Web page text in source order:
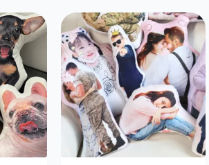
desde
14,90 €
hasta
39,90 €